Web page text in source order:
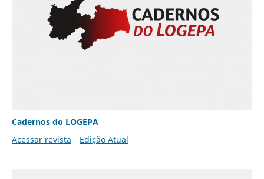
Cadernos do LOGEPA
Acessar revista
Edição Atual